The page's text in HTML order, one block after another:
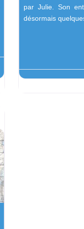
par Julie. Son
désormais